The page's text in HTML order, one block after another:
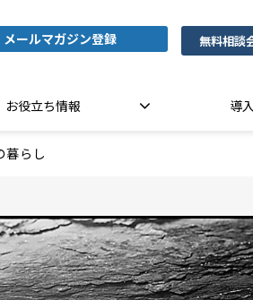
メールマガジン登録 無料相談
お役立ち情報 導
暮らし